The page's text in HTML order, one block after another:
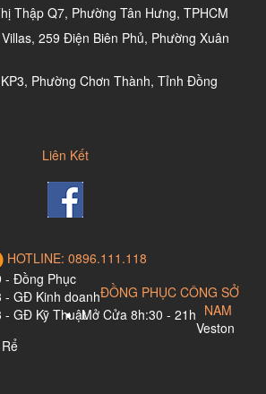
Thập Q7, Phường Tân Hưng, TPHCM
259 Điện Biên Phủ, Phường Xuân
Phường Chơn Thành, Tỉnh Đồng
Liên Kết
HOTLINE: 0896.111.118
- Đồng Phục
- GĐ Kinh doanh
- GĐ Kỹ ThuậtMở Cửa 8h:30 - 21h
ĐỒNG PHỤC CÔNG SỞ
NAM
Veston